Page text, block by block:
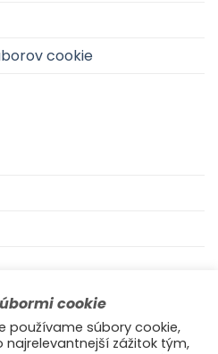
cookie
cookie
používame súbory cookie,
zážitok tým,